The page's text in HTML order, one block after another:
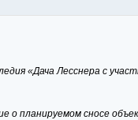
«Дача Лесснера с
о планируемом сносе